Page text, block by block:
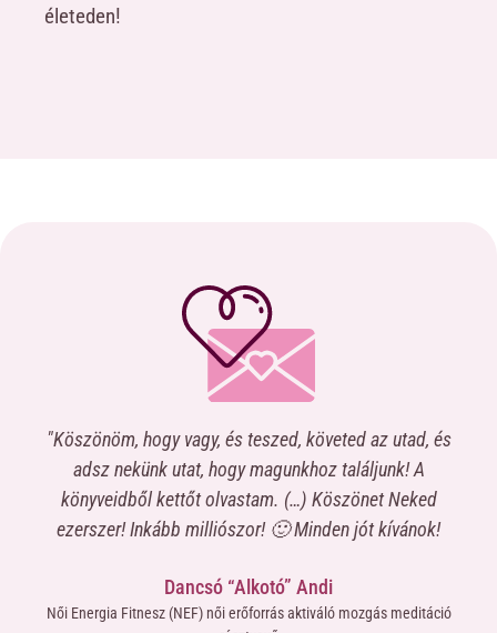
életeden!
"Köszönöm, hogy vagy, és teszed, követed az utad, és
adsz nekünk utat, hogy magunkhoz találjunk! A
könyveidből kettőt olvastam. (…) Köszönet Neked
ezerszer! Inkább milliószor! 🙂 Minden jót kívánok!
Dancsó “Alkotó” Andi
Női Energia Fitnesz (NEF) női erőforrás aktiváló mozgás meditáció